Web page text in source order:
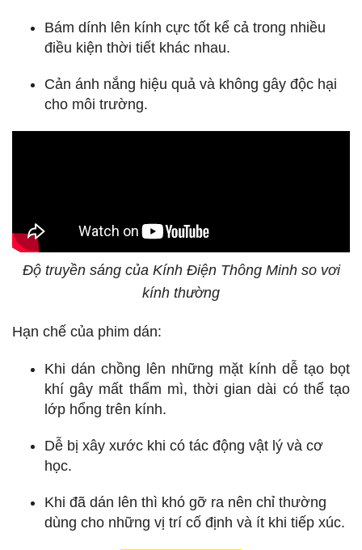
Bám dính lên kính cực tốt kể cả trong nhiều
điều kiện thời tiết khác nhau.
Cản ánh nắng hiệu quả và không gây độc hại
cho môi trường.
Độ truyền sáng của Kính Điện Thông Minh so vơi
kính thường
Hạn chế của phim dán:
Khi dán chồng lên những mặt kính dễ tạo bọt
khí gây mất thẩm mì, thời gian dài có thể tạo
lớp hổng trên kính.
Dễ bị xây xước khi có tác động vật lý và cơ
học.
Khi đã dán lên thì khó gỡ ra nên chỉ thường
dùng cho những vị trí cố định và ít khi tiếp xúc.